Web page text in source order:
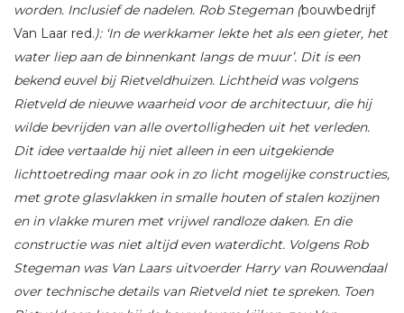
worden. Inclusief de nadelen. Rob Stegeman (bouwbedrijf
Van Laar red.): ‘In de werkkamer lekte het als een gieter, het
water liep aan de binnenkant langs de muur’. Dit is een
bekend euvel bij Rietveldhuizen. Lichtheid was volgens
Rietveld de nieuwe waarheid voor de architectuur, die hij
wilde bevrijden van alle overtolligheden uit het verleden.
Dit idee vertaalde hij niet alleen in een uitgekiende
lichttoetreding maar ook in zo licht mogelijke constructies,
met grote glasvlakken in smalle houten of stalen kozijnen
en in vlakke muren met vrijwel randloze daken. En die
constructie was niet altijd even waterdicht. Volgens Rob
Stegeman was Van Laars uitvoerder Harry van Rouwendaal
over technische details van Rietveld niet te spreken. Toen